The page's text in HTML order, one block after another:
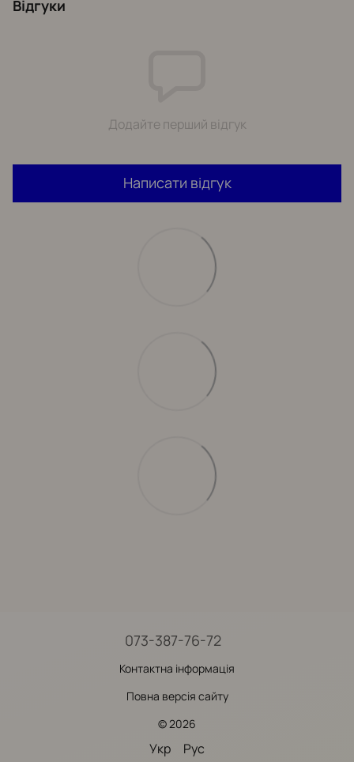
Відгуки
Додайте перший відгук
Написати відгук
073-387-76-72
Контактна інформація
Повна версія сайту
© 2026
Укр Рус